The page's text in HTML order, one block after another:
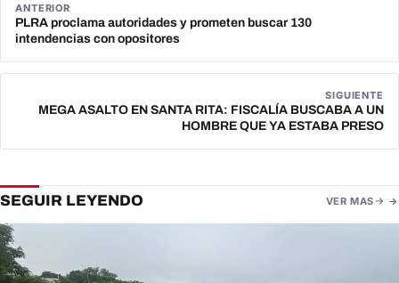
ANTERIOR
PLRA proclama autoridades y prometen buscar 130
intendencias con opositores
SIGUIENTE
MEGA ASALTO EN SANTA RITA: FISCALÍA BUSCABA A UN
HOMBRE QUE YA ESTABA PRESO
SEGUIR LEYENDO VER MAS